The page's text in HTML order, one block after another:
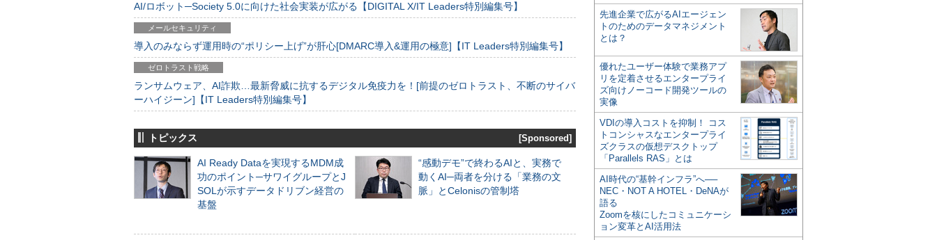
AI/ロボット─Society 5.0に向けた社会実装が広がる【DIGITAL X/IT Leaders特別編集号】
メールセキュリティ
導入のみならず運用時の“ポリシー上げ”が肝心[DMARC導入&運用の極意]【IT Leaders特別編集号】
ゼロトラスト戦略
ランサムウェア、AI詐欺…最新脅威に抗するデジタル免疫力を！[前提のゼロトラスト、不断のサイバ
ーハイジーン]【IT Leaders特別編集号】
トピックス [Sponsored]
AI Ready Dataを実現するMDM成
功のポイント─サワイグループとJ
SOLが示すデータドリブン経営の
基盤
“感動デモ”で終わるAIと、実務で
動くAI─両者を分ける「業務の文
脈」とCelonisの管制塔
先進企業で広がるAIエージェン
トのためのデータマネジメント
とは？
優れたユーザー体験で業務アプ
リを定着させるエンタープライ
ズ向けノーコード開発ツールの
実像
VDIの導入コストを抑制！ コス
トコンシャスなエンタープライ
ズクラスの仮想デスクトップ
「Parallels RAS」とは
AI時代の“基幹インフラ”へ──
NEC・NOT A HOTEL・DeNAが
語る
Zoomを核にしたコミュニケーシ
ョン変革とAI活用法